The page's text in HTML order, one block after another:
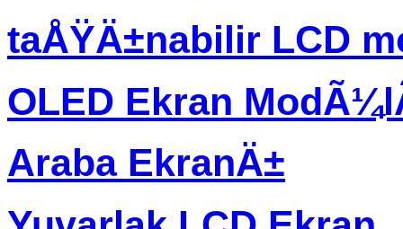
taÅŸÄ±nabilir LCD
OLED Ekran
Araba EkranÄ±